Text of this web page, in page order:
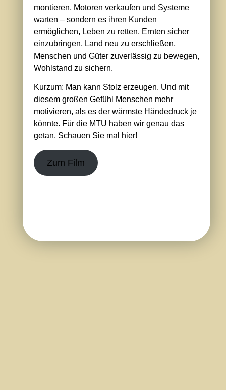
montieren, Motoren verkaufen und Systeme
warten – sondern es ihren Kunden
ermöglichen, Leben zu retten, Ernten sicher
einzubringen, Land neu zu erschließen,
Menschen und Güter zuverlässig zu bewegen,
Wohlstand zu sichern.
Kurzum: Man kann Stolz erzeugen. Und mit
diesem großen Gefühl Menschen mehr
motivieren, als es der wärmste Händedruck je
könnte. Für die MTU haben wir genau das
getan. Schauen Sie mal hier!
Zum Film